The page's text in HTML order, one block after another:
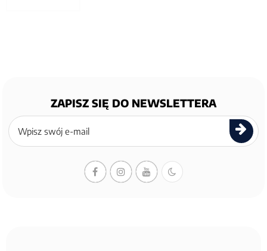
ZAPISZ SIĘ DO NEWSLETTERA
Zapisz
się
newslettera